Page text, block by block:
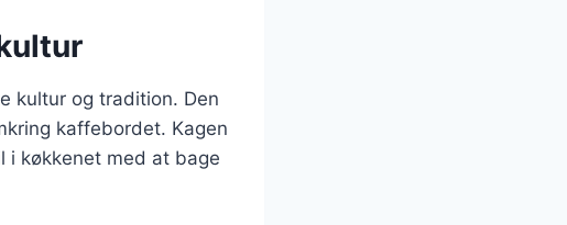
kultur og tradition. Den
kaffebordet. Kagen
i køkkenet med at bage